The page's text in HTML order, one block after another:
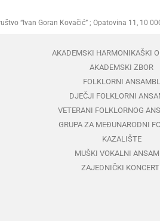
“Ivan Goran Kovačić” ; Opatovina 11, 10
AKADEMSKI HARMONIKAŠKI
AKADEMSKI ZBOR
FOLKLORNI ANSAMBL
DJEČJI FOLKLORNI
VETERANI FOLKLORNOG
GRUPA ZA MEĐUNARODNI
KAZALIŠTE
MUŠKI VOKALNI
ZAJEDNIČKI